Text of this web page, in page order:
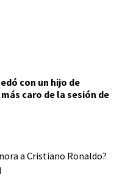
con un hijo de
caro de la sesión de